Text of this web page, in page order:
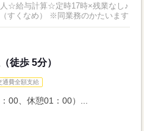
☆給与計算☆定時17時×残業なし♪
すくなめ） ※同業務のかたいます
徒歩 5分）
通費全額支給
00、休憩01：00）...